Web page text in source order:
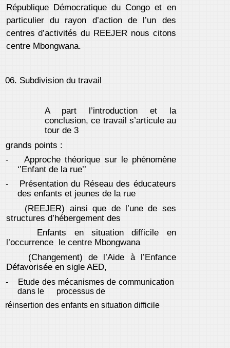
République Démocratique du Congo et en
particulier du rayon d’action de l’un des
centres d’activités du REEJER nous citons
centre Mbongwana.
06. Subdivision du travail
A part l’introduction et la
conclusion, ce travail s’articule au
tour de 3
grands points :
-
Approche théorique sur le phénomène
‘’Enfant de la rue’’
-
Présentation du Réseau des éducateurs
des enfants et jeunes de la rue
(REEJER) ainsi que de l’une de ses
structures d’hébergement des
Enfants en situation difficile en
l’occurrence le centre Mbongwana
(Changement) de l’Aide à l’Enfance
Défavorisée en sigle AED,
-
Etude des mécanismes de communication
dans le processus de
réinsertion des enfants en situation difficile